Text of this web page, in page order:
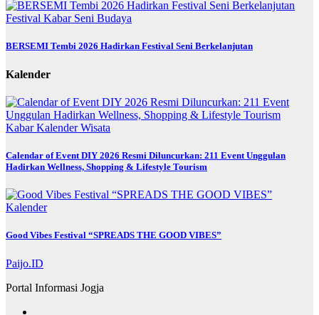
Festival Kabar Seni Budaya
BERSEMI Tembi 2026 Hadirkan Festival Seni Berkelanjutan
Kalender
KabarKalenderWisata
Calendar of Event DIY 2026 Resmi Diluncurkan: 211 Event Unggulan
Hadirkan Wellness, Shopping & Lifestyle Tourism
Kalender
Good Vibes Festival “SPREADS THE GOOD VIBES”
Paijo.ID
Portal Informasi Jogja